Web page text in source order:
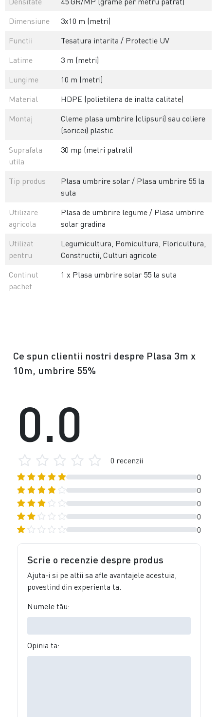
Dimensiune
3x10 m (metri)
Functii
Tesatura intarita / Protectie UV
Latime
3 m (metri)
Lungime
10 m (metri)
Material
HDPE (polietilena de inalta calitate)
Montaj
Cleme plasa umbrire (clipsuri) sau coliere
(soricei) plastic
Suprafata
utila
30 mp (metri patrati)
Tip produs
Plasa umbrire solar / Plasa umbrire 55 la
suta
Utilizare
agricola
Plasa de umbrire legume / Plasa umbrire
solar gradina
Utilizat
pentru
Legumicultura, Pomicultura, Floricultura,
Constructii, Culturi agricole
Continut
pachet
1 x Plasa umbrire solar 55 la suta
Ce spun clientii nostri despre Plasa 3m x
10m, umbrire 55%
0
0
0
0
0
0.0
0 recenzii
Scrie o recenzie despre produs
Ajuta-i si pe altii sa afle avantajele acestuia,
povestind din experienta ta.
Numele tău:
Opinia ta: